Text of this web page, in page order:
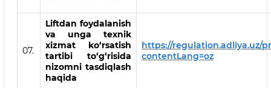
07.
Liftdan foydalanish
va unga texnik
xizmat ko‘rsatish
tartibi to‘g‘risida
nizomni tasdiqlash
haqida
https://regulation.adliya.uz/
contentLang=oz